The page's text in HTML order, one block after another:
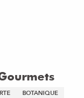
BOTANIQUE